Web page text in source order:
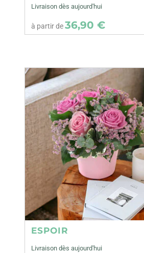
Livraison dès aujourd'hui
à partir de36,90 €
ESPOIR
Livraison dès aujourd'hui